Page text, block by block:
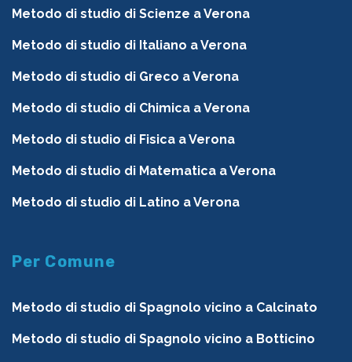
Metodo di studio di Scienze a Verona
Metodo di studio di Italiano a Verona
Metodo di studio di Greco a Verona
Metodo di studio di Chimica a Verona
Metodo di studio di Fisica a Verona
Metodo di studio di Matematica a Verona
Metodo di studio di Latino a Verona
Per Comune
Metodo di studio di Spagnolo vicino a Calcinato
Metodo di studio di Spagnolo vicino a Botticino